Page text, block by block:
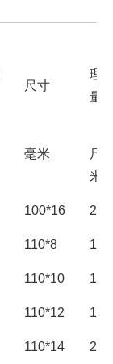
尺寸
理
量
毫米
斤/
米
100*16
110*8
110*10
110*12
110*14